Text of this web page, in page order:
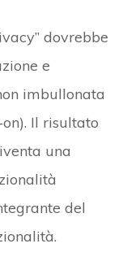
dovrebbe
e
imbullonata
Il risultato
una
del